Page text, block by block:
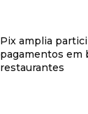
Pix amplia
pagamentos em
restaurantes